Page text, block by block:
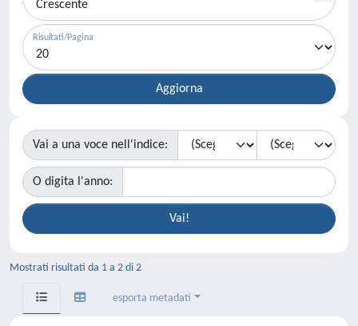
Risultati/Pagina
Vai a una voce nell'indice:
O digita l'anno:
Mostrati risultati da 1 a 2 di 2
esporta metadati